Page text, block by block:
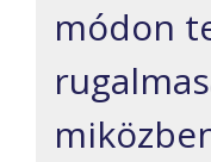
módon